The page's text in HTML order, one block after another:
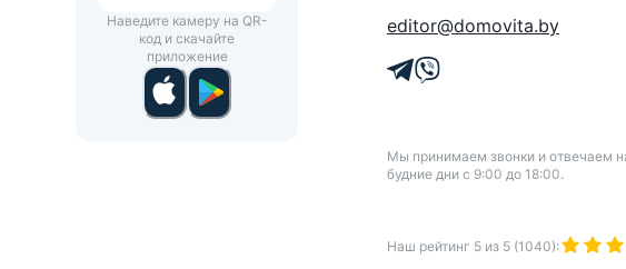
Наведите камеру на QR-
код и скачайте
приложение
editor@domovita.by
Мы принимаем звонки и отвечаем
будние дни с 9:00 до 18:00.
Наш рейтинг 5 из 5 (1040):